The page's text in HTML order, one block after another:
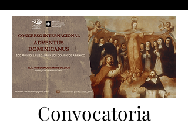
Convocatoria